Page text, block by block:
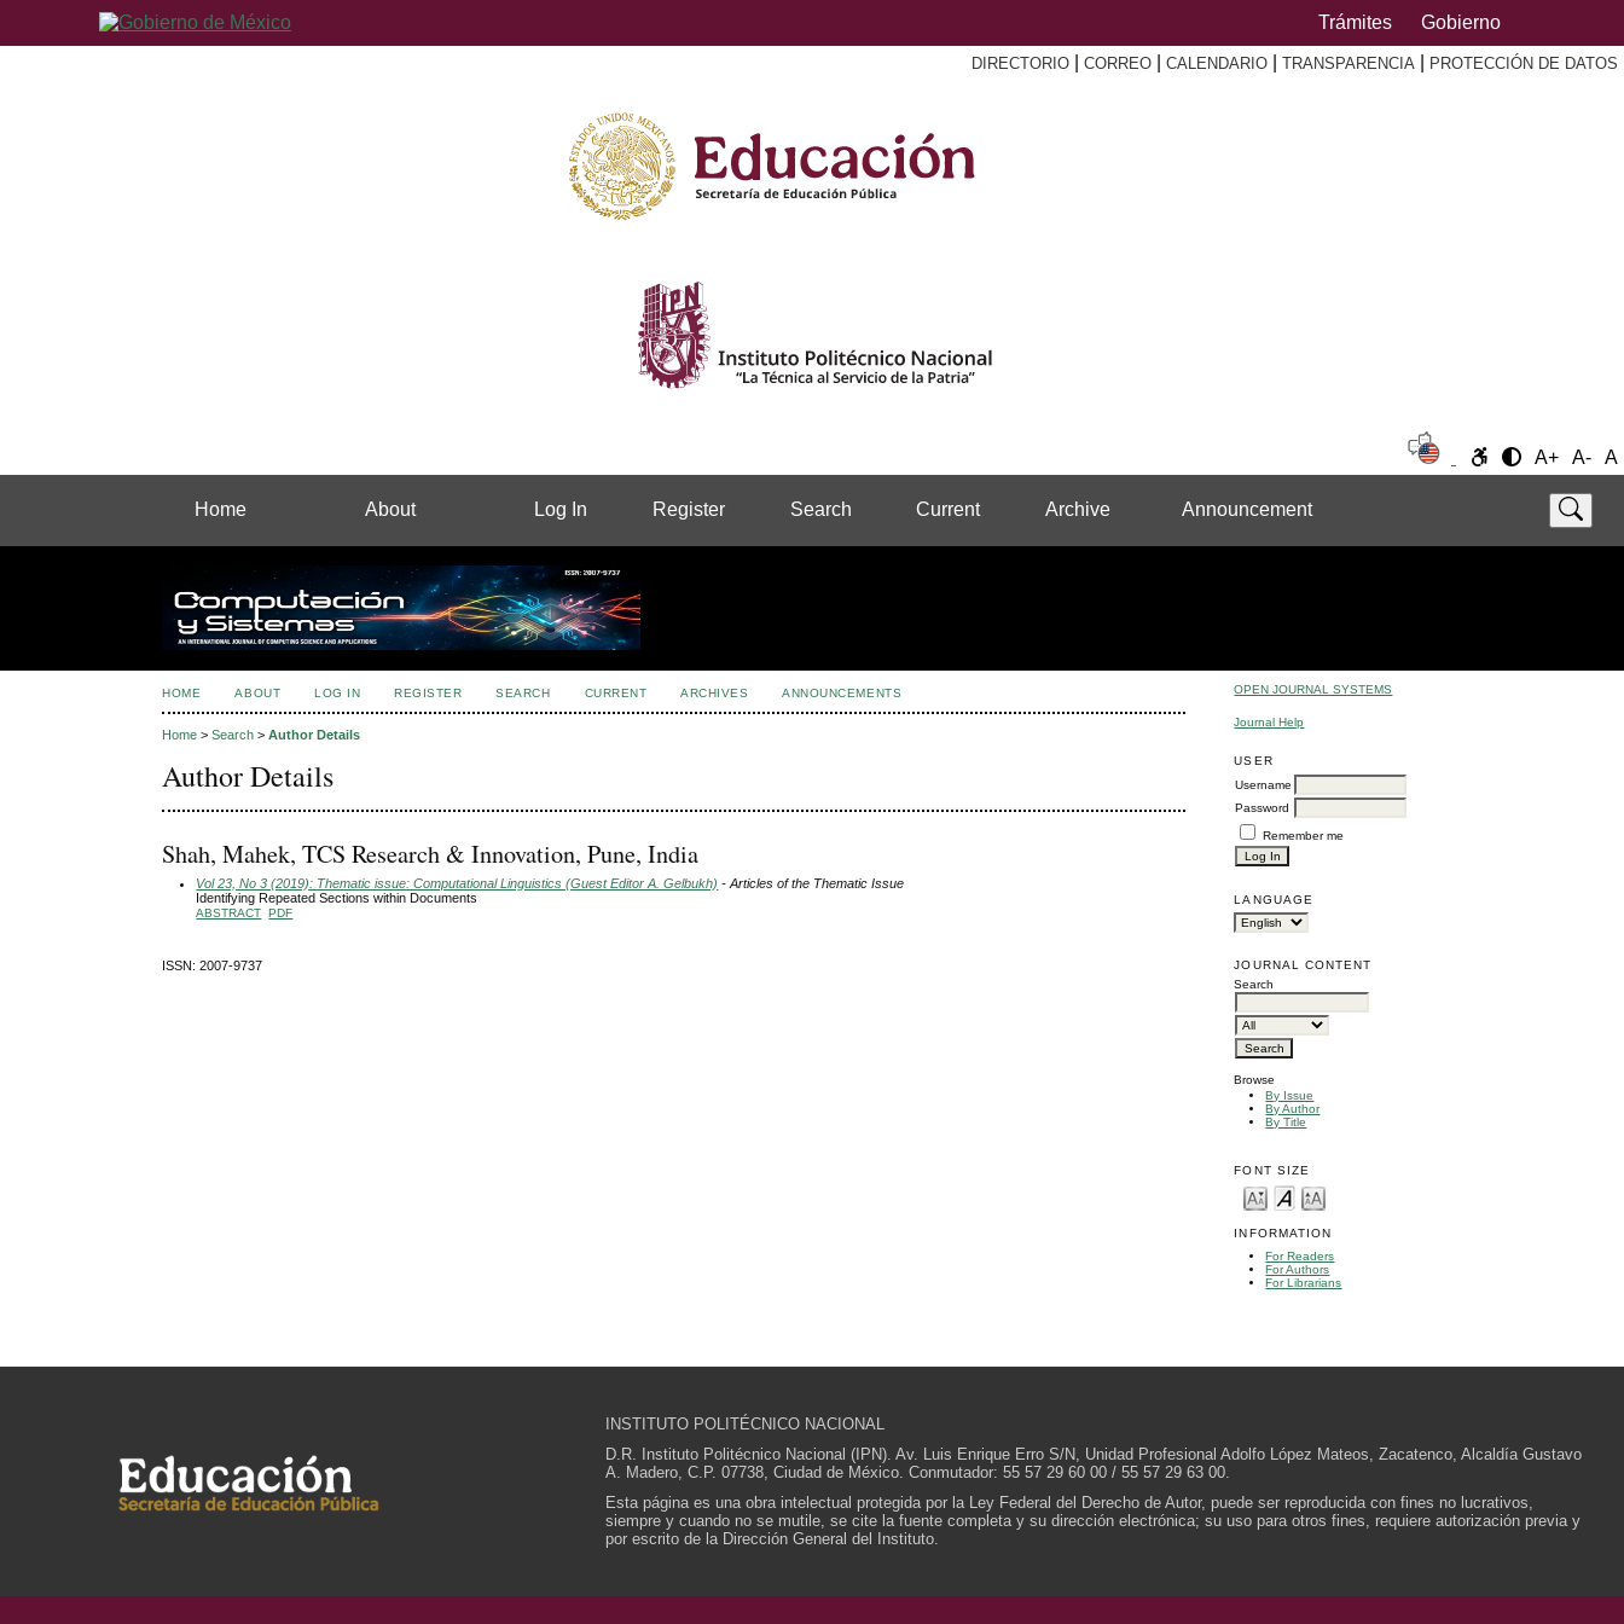
Trámites Gobierno
DIRECTORIO CORREO CALENDARIO TRANSPARENCIA PROTECCIÓN DE DATOS
A+ A- A
Home About Log In Register Search Current Archive Announcement
OPEN JOURNAL SYSTEMS
Journal Help
USER
Username
Password
Remember me
LANGUAGE
JOURNAL CONTENT
Search
Browse
By Issue
By Author
By Title
FONT SIZE
INFORMATION
For Readers
For Authors
For Librarians
HOME ABOUT LOG IN REGISTER SEARCH CURRENT ARCHIVES ANNOUNCEMENTS
Home >Search >Author Details
Author Details
Shah, Mahek, TCS Research & Innovation, Pune, India
Vol 23, No 3 (2019): Thematic issue: Computational Linguistics (Guest Editor A. Gelbukh) - Articles of the Thematic Issue
Identifying Repeated Sections within Documents
ABSTRACT PDF
ISSN: 2007-9737
INSTITUTO POLITÉCNICO NACIONAL
D.R. Instituto Politécnico Nacional (IPN). Av. Luis Enrique Erro S/N, Unidad Profesional Adolfo López Mateos, Zacatenco, Alcaldía Gustavo
A. Madero, C.P. 07738, Ciudad de México. Conmutador: 55 57 29 60 00 / 55 57 29 63 00.
Esta página es una obra intelectual protegida por la Ley Federal del Derecho de Autor, puede ser reproducida con fines no lucrativos,
siempre y cuando no se mutile, se cite la fuente completa y su dirección electrónica; su uso para otros fines, requiere autorización previa y
por escrito de la Dirección General del Instituto.